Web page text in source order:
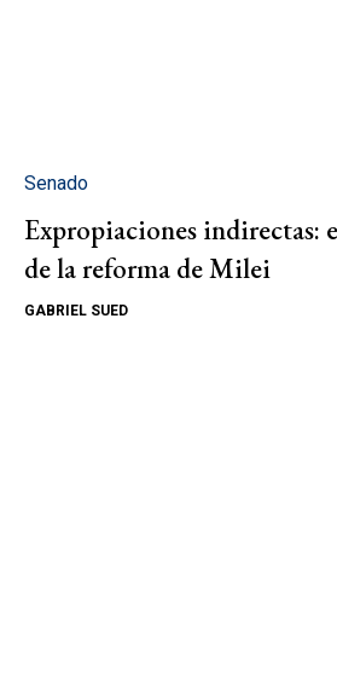
Senado
Expropiaciones indirectas:
de la reforma de Milei
GABRIEL SUED